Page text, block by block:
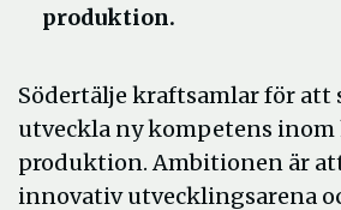
produktion.
Södertälje kraftsamlar för att
utveckla ny kompetens inom
produktion. Ambitionen är
innovativ utvecklingsarena